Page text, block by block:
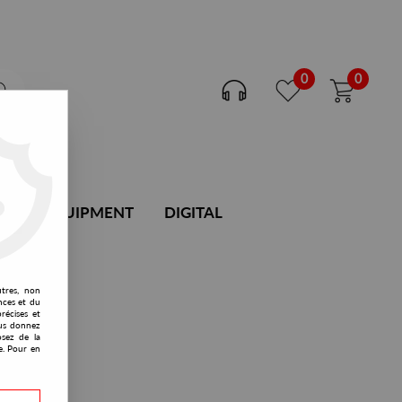
0 0
DJ EQUIPMENT DIGITAL
non
et du
et
donnez
de la
Pour en